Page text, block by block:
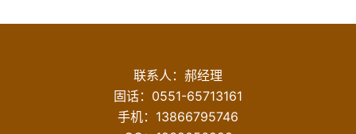
联系人：郝经理
固话： 0551-65713161
手机： 13866795746